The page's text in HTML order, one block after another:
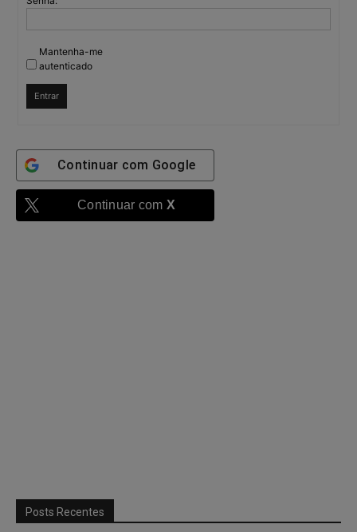
Mantenha-me
autenticado
Entrar
Continuar com Google
Continuar com X
Posts Recentes